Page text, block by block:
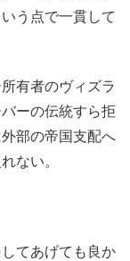
いう点で一貫して
有者のヴィズラ
ーの伝統すら拒
部の帝国支配へ
ない。
てあげても良か